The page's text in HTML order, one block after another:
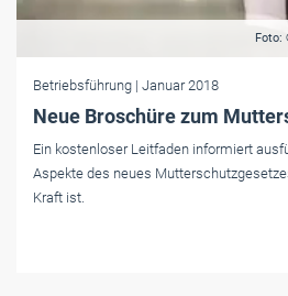
Foto:
Betriebsführung | Januar 2018
Neue Broschüre zum
Ein kostenloser Leitfaden informiert
Aspekte des neues
Kraft ist.